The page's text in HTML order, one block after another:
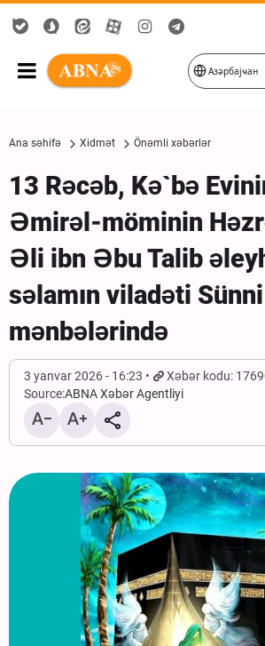
Азәрбајҹан
Ana səhifə Xidmət Önəmli xəbərlər
13 Rəcəb, Kə`bə
Əmirəl-möminin
Əli ibn Əbu Talib
səlamın viladəti
mənbələrində
3 yanvar 2026 - 16:23
Xəbər kodu:
Source:ABNA Xəbər Agentliyi